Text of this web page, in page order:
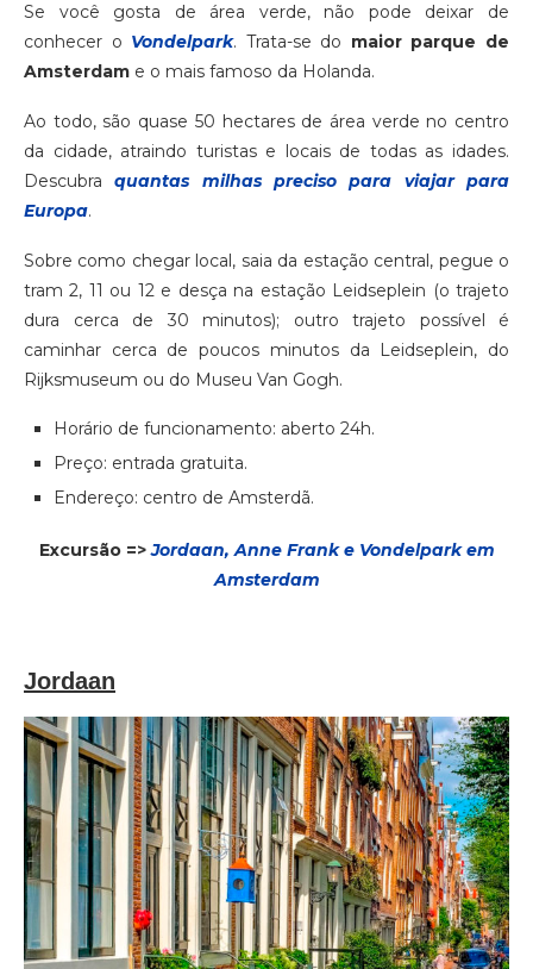
Se você gosta de área verde, não pode deixar de
conhecer o Vondelpark. Trata-se do maior parque de
Amsterdam e o mais famoso da Holanda.
Ao todo, são quase 50 hectares de área verde no centro
da cidade, atraindo turistas e locais de todas as idades.
Descubraquantas milhas preciso para viajar para
Europa.
Sobre como chegar local, saia da estação central, pegue o
tram 2, 11 ou 12 e desça na estação Leidseplein (o trajeto
dura cerca de 30 minutos); outro trajeto possível é
caminhar cerca de poucos minutos da Leidseplein, do
Rijksmuseum ou do Museu Van Gogh.
Horário de funcionamento: aberto 24h.
Preço: entrada gratuita.
Endereço: centro de Amsterdã.
Excursão =>Jordaan, Anne Frank e Vondelpark em
Amsterdam
Jordaan